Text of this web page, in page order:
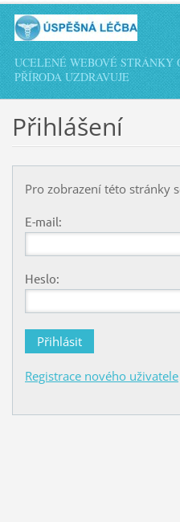
UCELENÉ WEBOVÉ STRÁNKY
PŘÍRODA UZDRAVUJE
Přihlášení
Pro zobrazení této stránky
E-mail:
Heslo:
Registrace nového uživatele